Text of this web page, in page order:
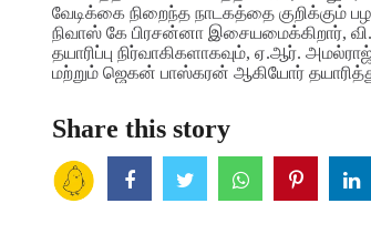
வேடிக்கை நிறைந்த நாடகத்தை குறிக்கும்
நிவாஸ் கே பிரசன்னா இசையமைக்கிறார், வி.
தயாரிப்பு நிர்வாகிகளாகவும், ஏ.ஆர்.
மற்றும் ஜெகன் பாஸ்கரன் ஆகியோர்
Share this story